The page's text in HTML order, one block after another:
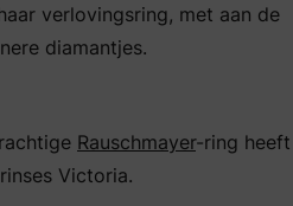
verlovingsring, met aan de
diamantjes.
Rauschmayer-ring heeft
Victoria.